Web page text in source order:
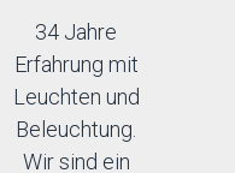
34 Jahre
Erfahrung mit
Leuchten und
Beleuchtung.
Wir sind ein